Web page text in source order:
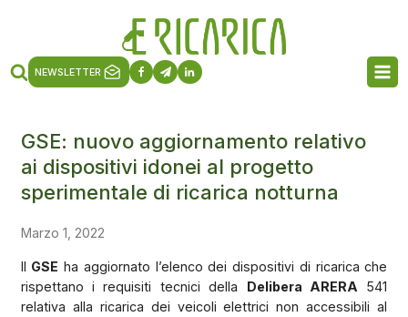
NEWSLETTER
GSE: nuovo aggiornamento relativo
ai dispositivi idonei al progetto
sperimentale di ricarica notturna
Marzo 1, 2022
Il GSE ha aggiornato l’elenco dei dispositivi di ricarica che
rispettano i requisiti tecnici della Delibera ARERA 541
relativa alla ricarica dei veicoli elettrici non accessibili al